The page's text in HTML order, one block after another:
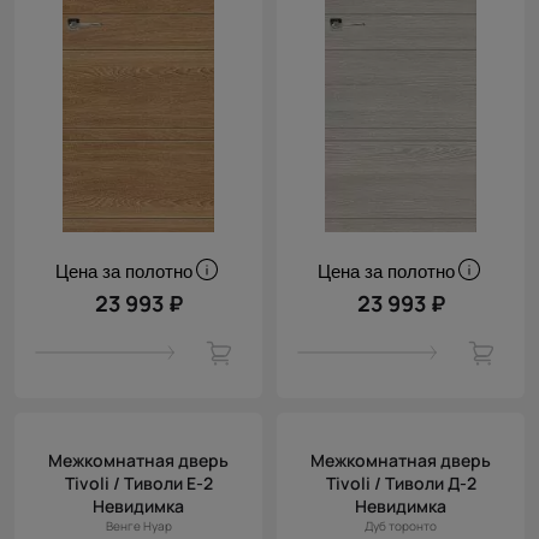
Цена за полотно
23 993 ₽
Цена за полотно
23 993 ₽
Межкомнатная дверь
Tivoli / Тиволи Е-2
Невидимка
Венге Нуар
Межкомнатная дверь
Tivoli / Тиволи Д-2
Невидимка
Дуб торонто